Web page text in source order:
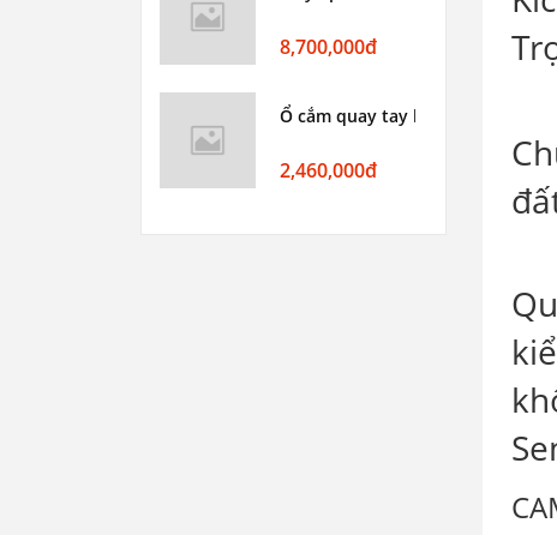
8,700,000đ
Ổ cắm quay tay kiểu Rulo 16A-30M
2,460,000đ